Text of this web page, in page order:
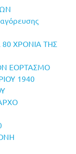
80 ΧΡΟΝΙΑ ΤΗΣ
ΕΟΡΤΑΣΜΟ
1940